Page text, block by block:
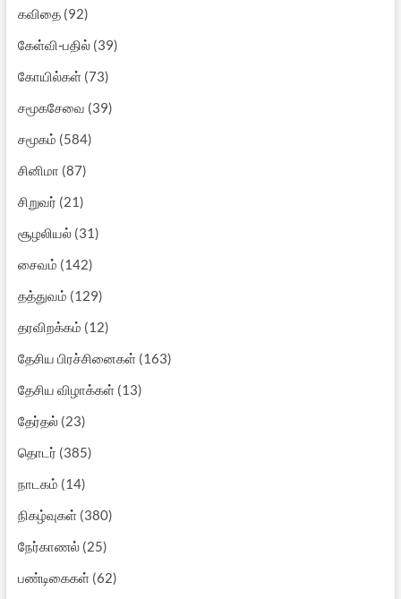
கவிதை(92)
கேள்வி-பதில்(39)
கோயில்கள்(73)
சமூகசேவை (39)
சமூகம் (584)
சினிமா (87)
சிறுவர் (21)
சூழலியல்(31)
சைவம் (142)
தத்துவம் (129)
தரவிறக்கம் (12)
தேசிய பிரச்சினைகள்(163)
தேசிய விழாக்கள்(13)
தேர்தல்(23)
தொடர் (385)
நாடகம் (14)
நிகழ்வுகள்(380)
நேர்காணல்(25)
பண்டிகைகள்(62)